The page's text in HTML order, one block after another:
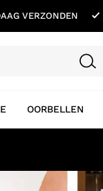
VERZONDEN
OORBELLEN